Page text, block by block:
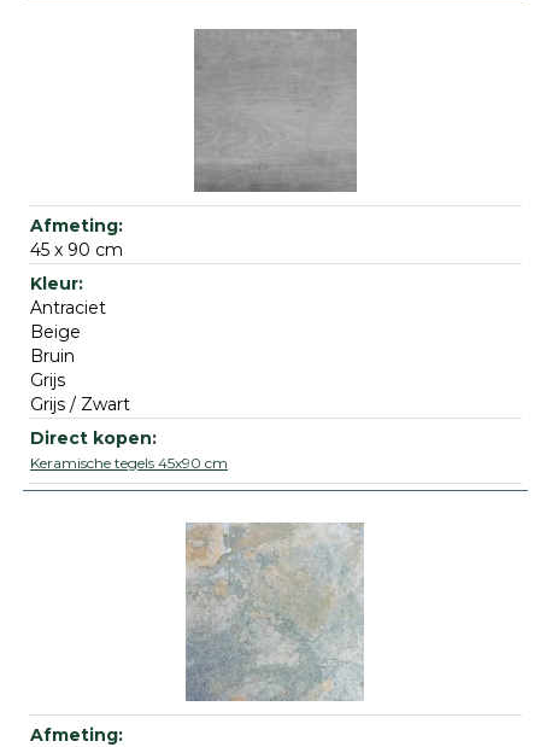
45 x 90 cm
Antraciet
Beige
Bruin
Grijs
Grijs / Zwart
Keramische tegels 45x90 cm